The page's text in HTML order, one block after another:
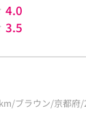
4.0
3.5
ブラウン/京都府/